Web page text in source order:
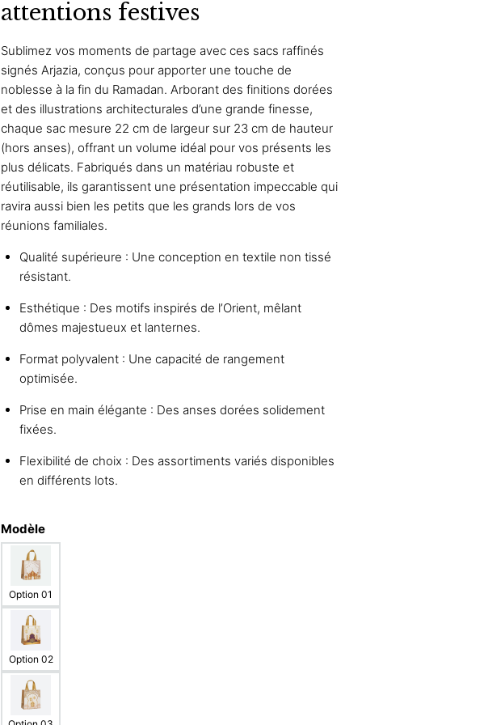
attentions festives
Sublimez vos moments de partage avec ces sacs raffinés
signés Arjazia, conçus pour apporter une touche de
noblesse à la fin du Ramadan. Arborant des finitions dorées
et des illustrations architecturales d’une grande finesse,
chaque sac mesure 22 cm de largeur sur 23 cm de hauteur
(hors anses), offrant un volume idéal pour vos présents les
plus délicats. Fabriqués dans un matériau robuste et
réutilisable, ils garantissent une présentation impeccable qui
ravira aussi bien les petits que les grands lors de vos
réunions familiales.
Qualité supérieure : Une conception en textile non tissé
résistant.
Esthétique : Des motifs inspirés de l’Orient, mêlant
dômes majestueux et lanternes.
Format polyvalent : Une capacité de rangement
optimisée.
Prise en main élégante : Des anses dorées solidement
fixées.
Flexibilité de choix : Des assortiments variés disponibles
en différents lots.
Modèle
Option 01
Option 02